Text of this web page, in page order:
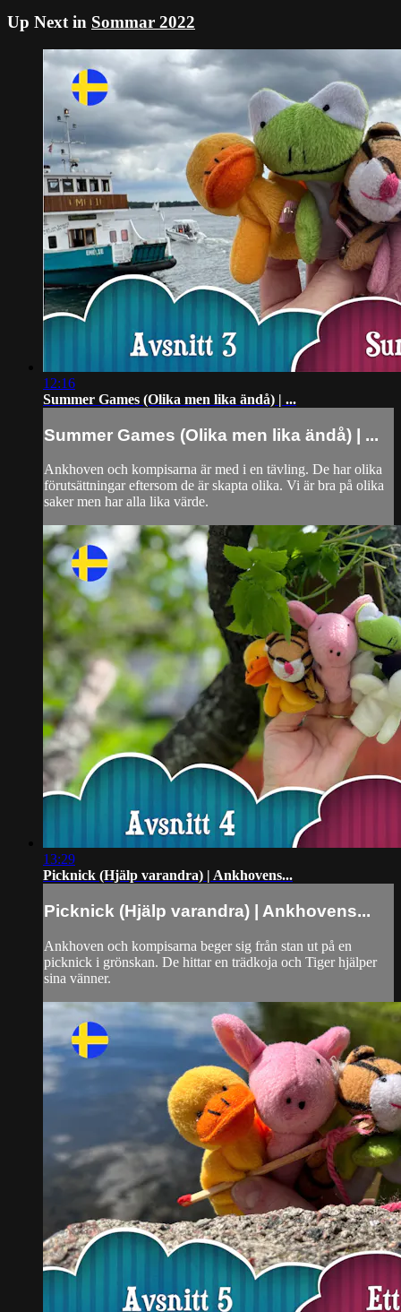
Up Next in Sommar 2022
12:16
Summer Games (Olika men lika ändå) | ...
Summer Games (Olika men lika ändå) | ...
Ankhoven och kompisarna är med i en tävling. De har olika
förutsättningar eftersom de är skapta olika. Vi är bra på olika
saker men har alla lika värde.
13:29
Picknick (Hjälp varandra) | Ankhovens...
Picknick (Hjälp varandra) | Ankhovens...
Ankhoven och kompisarna beger sig från stan ut på en
picknick i grönskan. De hittar en trädkoja och Tiger hjälper
sina vänner.